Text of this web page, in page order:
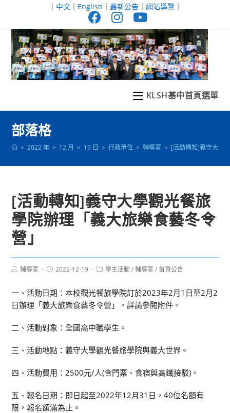
至
｜ 中文｜ English ｜ 最新公告｜ 網站導覽｜
KLSH基中首頁選單
部落格
> 2022 年 > 12 月 > 19 日 > 行政單位 > 輔導室 > [活動轉知]義守大學
[活動轉知]義守大學觀光餐旅
學院辦理「義大旅樂食藝冬令
營」
Post輔導室
Post2022-12-19
Post學生活動 / 輔導室 / 首頁公告
一、活動日期：本校觀光餐旅學院訂於2023年2月1日至2月2
日辦理「義大旅樂食藝冬令營」，詳請參閱附件。
二、活動對象：全國高中職學生。
三、活動地點：義守大學觀光餐旅學院與義大世界。
四、活動費用：2500元/人(含門票、食宿與高鐵接駁)。
五、報名日期：即日起至2022年12月31日，40位名額有
限，報名額滿為止。